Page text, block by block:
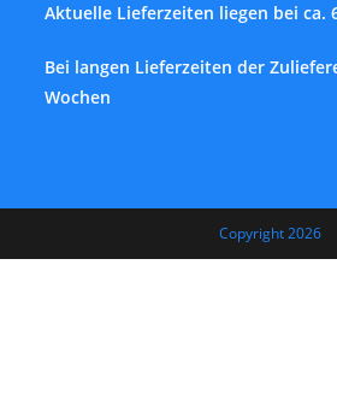
Aktuelle Lieferzeiten liegen bei ca.
Bei langen Lieferzeiten der
Wochen
Copyright 2026